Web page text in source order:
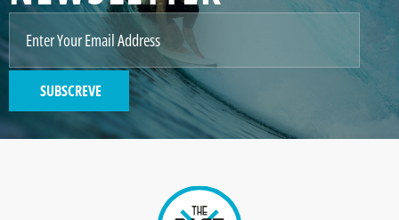
GENERATED
IMAGE
Paint
SUBSCREVE